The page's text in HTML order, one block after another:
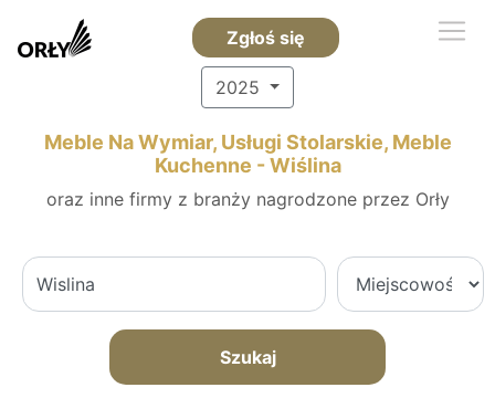
Zgłoś się
2025
Meble Na Wymiar, Usługi Stolarskie, Meble
Kuchenne - Wiślina
oraz inne firmy z branży nagrodzone przez Orły
Szukaj